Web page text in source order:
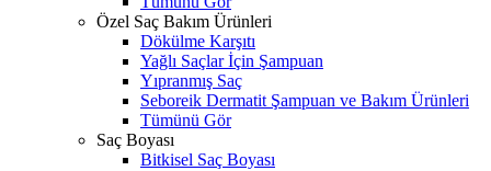
Özel Saç Bakım Ürünleri
Dökülme Karşıtı
Yağlı Saçlar İçin Şampuan
Yıpranmış Saç
Seboreik Dermatit Şampuan ve Bakım Ürünleri
Tümünü Gör
Saç Boyası
Bitkisel Saç Boyası